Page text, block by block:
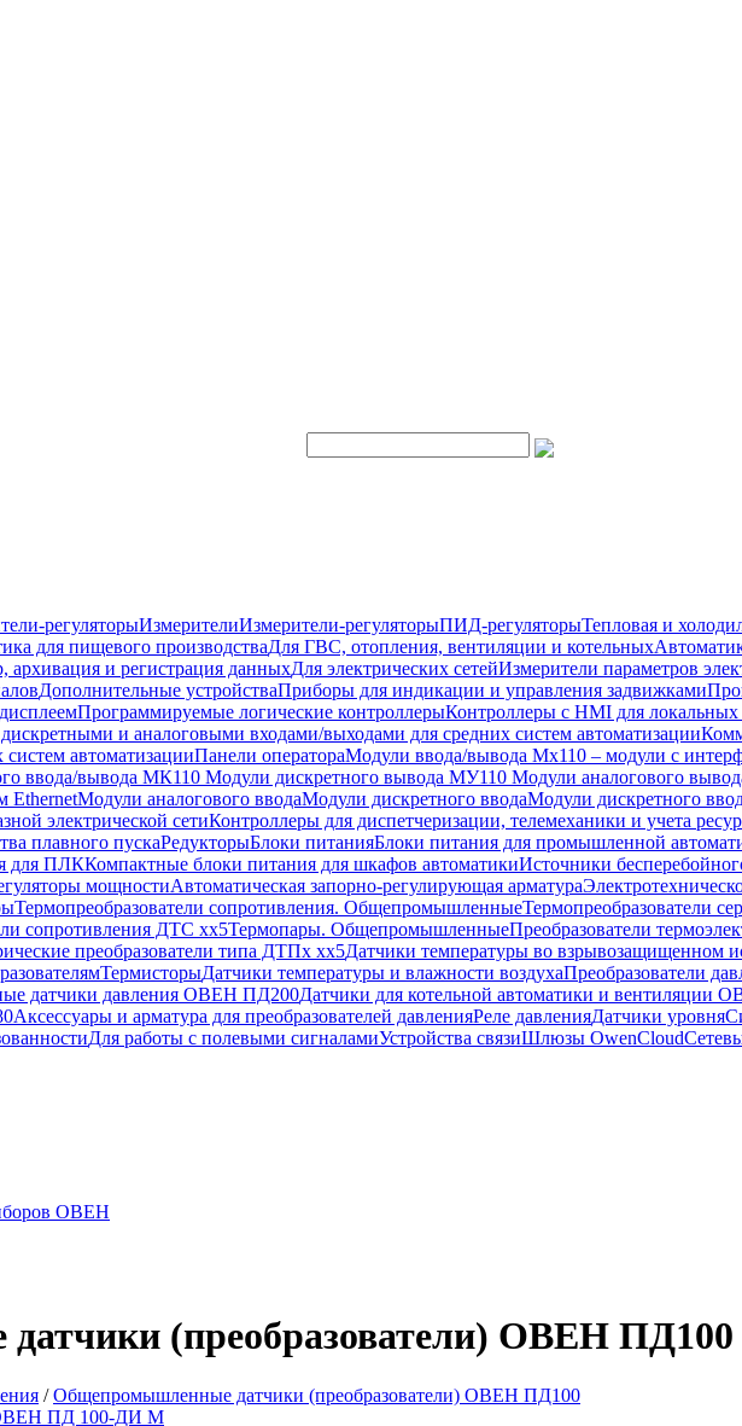
регуляторыИзмерителиИзмерители-регуляторыПИД-регуляторыТепловая и
для пищевого производстваДля ГВС, отопления, вентиляции и котельных
архивация и регистрация данныхДля электрических сетейИзмерители параметров
Дополнительные устройстваПриборы для индикации и управления задвижками
Программируемые логические контроллерыКонтроллеры с HMI для локальных
и аналоговыми входами/выходами для средних систем автоматизации
автоматизацииПанели оператораМодули ввода/вывода Mх110 – модули с
ввода/вывода МК110 Модули дискретного вывода МУ110 Модули аналогового
EthernetМодули аналогового вводаМодули дискретного вводаМодули дискретного
электрической сетиКонтроллеры для диспетчеризации, телемеханики и учета
плавного пускаРедукторыБлоки питанияБлоки питания для промышленной
для ПЛККомпактные блоки питания для шкафов автоматикиИсточники
мощностиАвтоматическая запорно-регулирующая арматура
Термопреобразователи сопротивления. ОбщепромышленныеТермопреобразователи
сопротивления ДТС xx5Термопары. ОбщепромышленныеПреобразователи
преобразователи типа ДТПx xx5Датчики температуры во взрывозащищенном
ТермисторыДатчики температуры и влажности воздухаПреобразователи
датчики давления ОВЕН ПД200Датчики для котельной автоматики и вентиляции
Аксессуары и арматура для преобразователей давленияРеле давленияДатчики уровня
Для работы с полевыми сигналамиУстройства связиШлюзы OwenCloud
ОВЕН
(преобразователи) ОВЕН ПД100
/Общепромышленные датчики (преобразователи) ОВЕН ПД100